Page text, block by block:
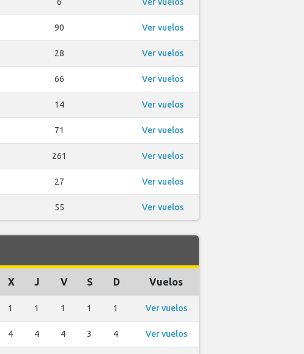
6 Ver vuelos
90 Ver vuelos
28 Ver vuelos
66 Ver vuelos
14 Ver vuelos
71 Ver vuelos
261 Ver vuelos
27 Ver vuelos
55 Ver vuelos
X J V S D Vuelos
1 1 1 1 1 Ver vuelos
4 4 4 3 4 Ver vuelos